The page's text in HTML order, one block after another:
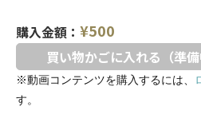
購入金額： ¥500
買い物かごに入れる（準備
※動画コンテンツを購入するには、
す。